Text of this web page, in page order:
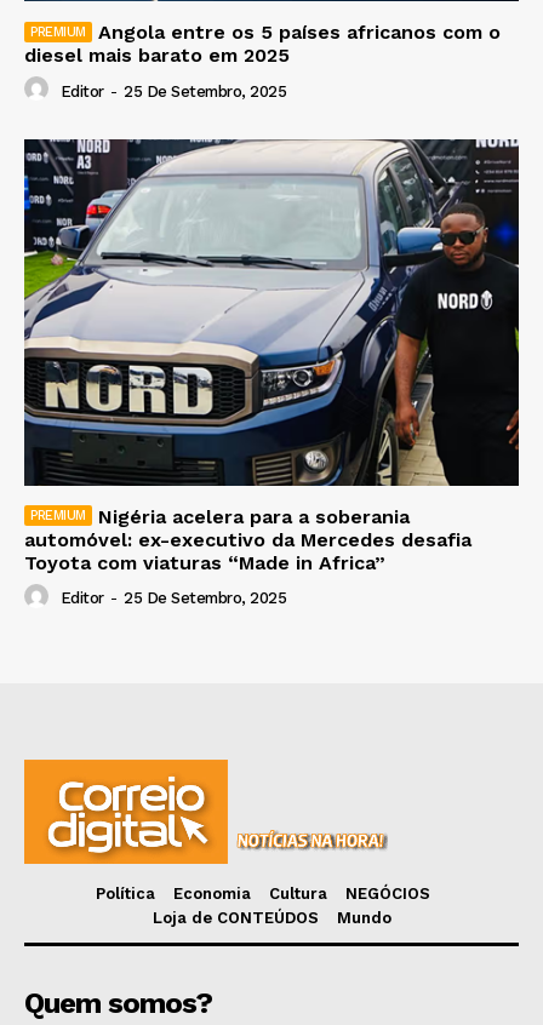
Angola entre os 5 países africanos com o
diesel mais barato em 2025
Editor - 25 De Setembro, 2025
Nigéria acelera para a soberania
automóvel: ex-executivo da Mercedes desafia
Toyota com viaturas “Made in Africa”
Editor - 25 De Setembro, 2025
Política Economia Cultura
NEGÓCIOS
Loja de CONTEÚDOS
Mundo
Quem somos?